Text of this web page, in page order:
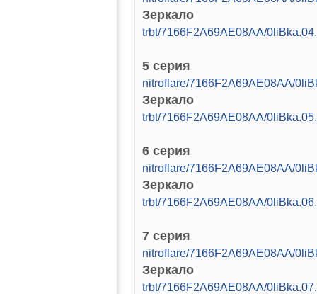
Зеркало
trbt/7166F2A69AE08AA/
5 серия
nitroflare/7166F2A69AE08AA/
Зеркало
trbt/7166F2A69AE08AA/
6 серия
nitroflare/7166F2A69AE08AA/
Зеркало
trbt/7166F2A69AE08AA/
7 серия
nitroflare/7166F2A69AE08AA/
Зеркало
trbt/7166F2A69AE08AA/